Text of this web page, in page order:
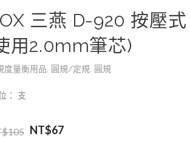
三燕 D-920 按壓
用2.0mm筆芯)
度量衡用品 圓規/定規 圓規
： 支
105 NT$67